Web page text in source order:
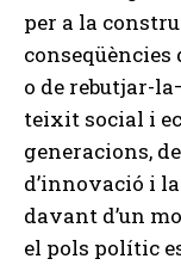
per a la
conseqüències
o de rebutjar-
teixit social i
generacions,
d’innovació i
davant d’un
el pols polític